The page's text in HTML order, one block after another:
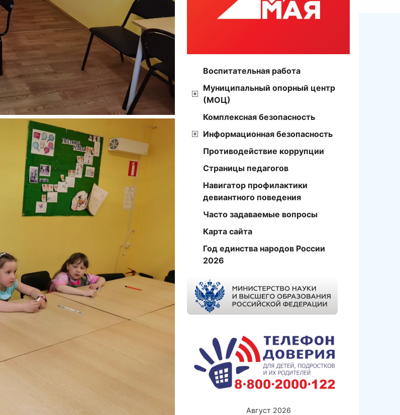
Воспитательная работа
Муниципальный опорный центр
(МОЦ)
Комплексная безопасность
Информационная безопасность
Противодействие коррупции
Страницы педагогов
Навигатор профилактики
девиантного поведения
Часто задаваемые вопросы
Карта сайта
Год единства народов России
2026
Август 2026